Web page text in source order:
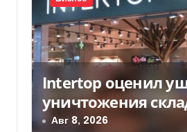
я
м
Intertop оценил
уничтожения
млн грн
Авг 8, 2026